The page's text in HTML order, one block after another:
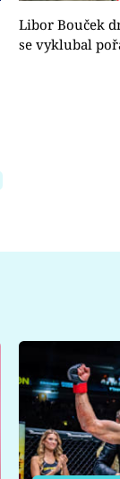
Libor Bouček
se vyklubal